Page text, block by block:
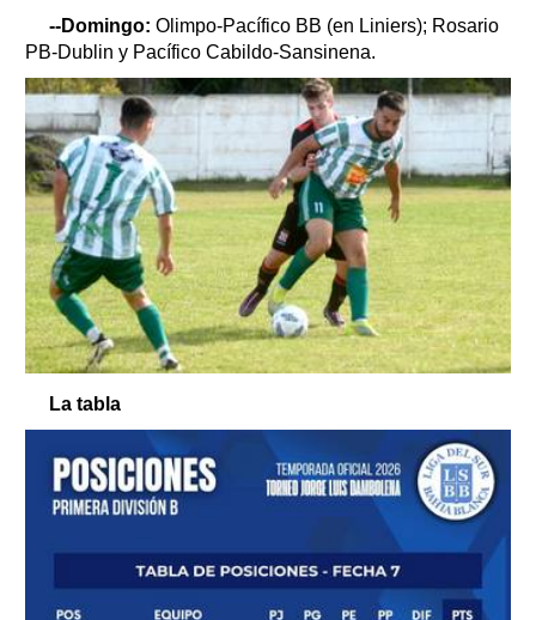
--Domingo: Olimpo-Pacífico BB (en Liniers); Rosario
PB-Dublin y Pacífico Cabildo-Sansinena.
La tabla